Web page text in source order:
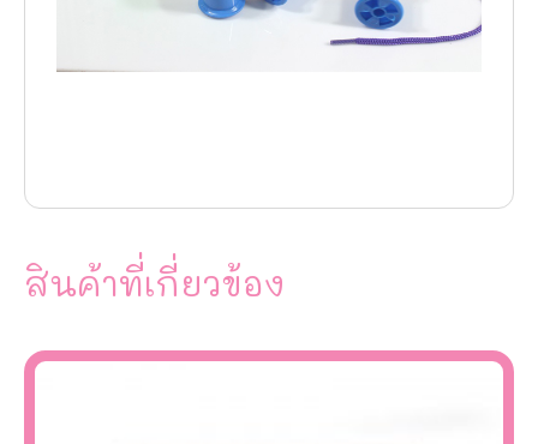
สินค้าที่เกี่ยวข้อง